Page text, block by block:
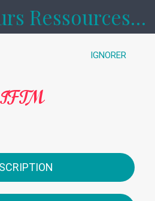
Formateurs Ressources formations
IGNORER
IFTM